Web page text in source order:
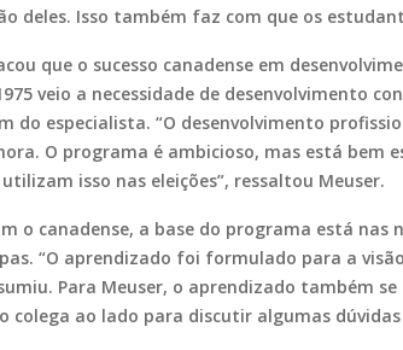
deles. Isso também faz com que os
que o sucesso canadense em
veio a necessidade de desenvolvimento
do especialista. “O desenvolvimento
O programa é ambicioso, mas está bem
isso nas eleições”, ressaltou Meuser.
o canadense, a base do programa está
“O aprendizado foi formulado para a
Para Meuser, o aprendizado também
colega ao lado para discutir algumas